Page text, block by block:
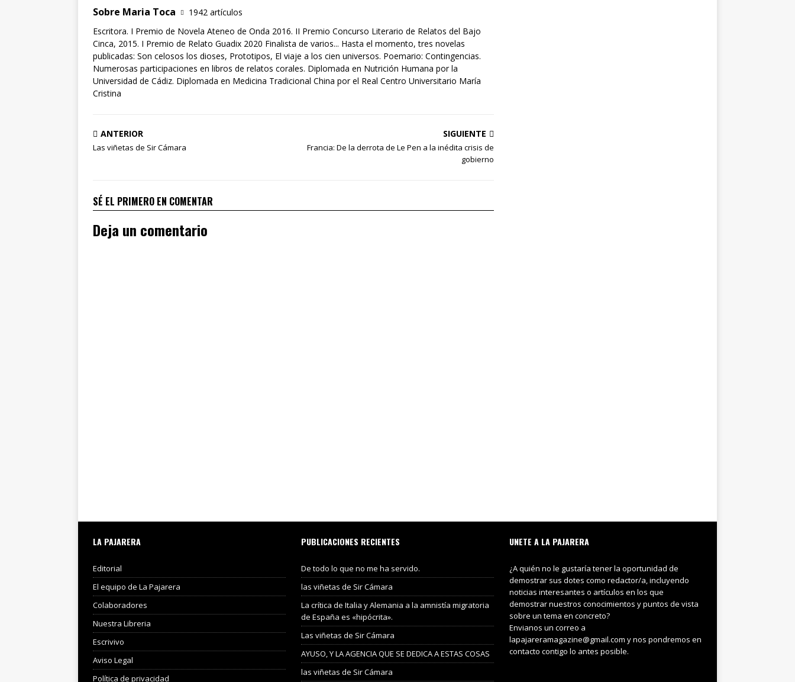
Sobre Maria Toca
1942 artículos
Escritora. I Premio de Novela Ateneo de Onda 2016. II Premio Concurso Literario de Relatos del Bajo
Cinca, 2015. I Premio de Relato Guadix 2020 Finalista de varios... Hasta el momento, tres novelas
publicadas: Son celosos los dioses, Prototipos, El viaje a los cien universos. Poemario: Contingencias.
Numerosas participaciones en libros de relatos corales. Diplomada en Nutrición Humana por la
Universidad de Cádiz. Diplomada en Medicina Tradicional China por el Real Centro Universitario María
Cristina
ANTERIOR
Las viñetas de Sir Cámara
SIGUIENTE
Francia: De la derrota de Le Pen a la inédita crisis de
gobierno
SÉ EL PRIMERO EN COMENTAR
Deja un comentario
LA PAJARERA
Editorial
El equipo de La Pajarera
Colaboradores
Nuestra Libreria
Escrivivo
Aviso Legal
Política de privacidad
PUBLICACIONES RECIENTES
De todo lo que no me ha servido.
las viñetas de Sir Cámara
La crítica de Italia y Alemania a la amnistía migratoria
de España es «hipócrita».
Las viñetas de Sir Cámara
AYUSO, Y LA AGENCIA QUE SE DEDICA A ESTAS COSAS
las viñetas de Sir Cámara
UNETE A LA PAJARERA
¿A quién no le gustaría tener la oportunidad de
demostrar sus dotes como redactor/a, incluyendo
noticias interesantes o artículos en los que
demostrar nuestros conocimientos y puntos de vista
sobre un tema en concreto?
Envianos un correo a
lapajareramagazine@gmail.com y nos pondremos en
contacto contigo lo antes posible.